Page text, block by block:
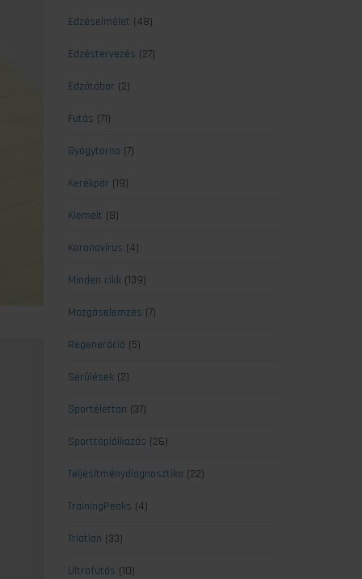
Edzéselmélet (48)
Edzéstervezés (27)
Edzőtábor (2)
Futás (71)
Gyógytorna (7)
Kerékpár (19)
Kiemelt (8)
Koronavírus (4)
Minden cikk(139)
Mozgáselemzés (7)
Regeneráció (5)
Sérülések(2)
Sportélettan (37)
Sporttáplálkozás (26)
Teljesítménydiagnosztika (22)
TrainingPeaks (4)
Triatlon (33)
Ultrafutás (10)